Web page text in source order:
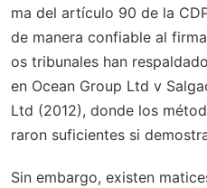
ma del artículo 90 de la
de manera confiable al
os tribunales han
en Ocean Group Ltd v
Ltd (2012), donde los
raron suficientes si
Sin embargo, existen